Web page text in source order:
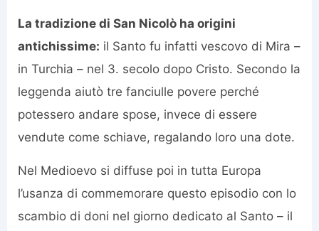
La tradizione di San Nicolò ha origini
antichissime: il Santo fu infatti vescovo di Mira –
in Turchia – nel 3. secolo dopo Cristo. Secondo la
leggenda aiutò tre fanciulle povere perché
potessero andare spose, invece di essere
vendute come schiave, regalando loro una dote.
Nel Medioevo si diffuse poi in tutta Europa
l’usanza di commemorare questo episodio con lo
scambio di doni nel giorno dedicato al Santo – il